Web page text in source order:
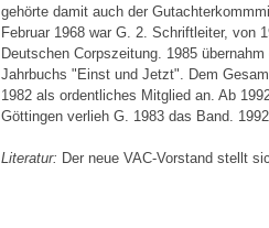
gehörte damit auch der
Februar 1968 war G. 2. Schriftleiter, von
Deutschen Corpszeitung. 1985
Jahrbuchs "Einst und Jetzt". Dem
1982 als ordentliches Mitglied an. Ab
Göttingen verlieh G. 1983 das Band.
Literatur: Der neue VAC-Vorstand stellt